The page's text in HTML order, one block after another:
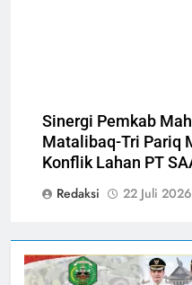
Sinergi Pemkab
Matalibaq-Tri Pariq
Konflik Lahan PT
Redaksi
22 Juli 2026